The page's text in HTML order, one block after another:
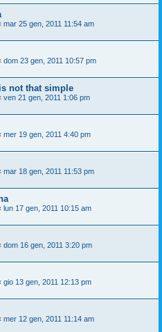
mar 25 gen, 2011 11:54 am
dom 23 gen, 2011 10:57 pm
not that simple
ven 21 gen, 2011 1:06 pm
mer 19 gen, 2011 4:40 pm
mar 18 gen, 2011 11:53 pm
lun 17 gen, 2011 10:15 am
dom 16 gen, 2011 3:20 pm
gio 13 gen, 2011 12:13 pm
mer 12 gen, 2011 11:14 am